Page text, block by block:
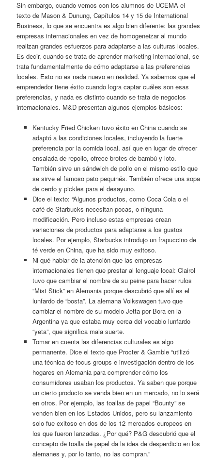
Sin embargo, cuando vemos con los alumnos de UCEMA el
texto de Mason & Dunung, Capítulos 14 y 15 de International
Business, lo que se encuentra es algo bien diferente: las grandes
empresas internacionales en vez de homogeneizar al mundo
realizan grandes esfuerzos para adaptarse a las culturas locales.
Es decir, cuando se trata de aprender marketing internacional, se
trata fundamentalmente de cómo adaptarse a las preferencias
locales. Esto no es nada nuevo en realidad. Ya sabemos que el
emprendedor tiene éxito cuando logra captar cuáles son esas
preferencias, y nada es distinto cuando se trata de negocios
internacionales. M&D presentan algunos ejemplos básicos:
Kentucky Fried Chicken tuvo éxito en China cuando se
adaptó a las condiciones locales, incluyendo la fuerte
preferencia por la comida local, así que en lugar de ofrecer
ensalada de repollo, ofrece brotes de bambú y loto.
También sirve un sándwich de pollo en el mismo estilo que
se sirve el famoso pato pequinés. También ofrece una sopa
de cerdo y pickles para el desayuno.
Dice el texto: “Algunos productos, como Coca Cola o el
café de Starbucks necesitan pocas, o ninguna
modificación. Pero incluso estas empresas crean
variaciones de productos para adaptarse a los gustos
locales. Por ejemplo, Starbucks introdujo un frapuccino de
té verde en China, que ha sido muy exitoso.
Ni qué hablar de la atención que las empresas
internacionales tienen que prestar al lenguaje local: Clairol
tuvo que cambiar el nombre de su peine para hacer rulos
“Mist Stick” en Alemania porque descubrió que allí es el
lunfardo de “bosta”. La alemana Volkswagen tuvo que
cambiar el nombre de su modelo Jetta por Bora en la
Argentina ya que estaba muy cerca del vocablo lunfardo
“yeta”, que significa mala suerte.
Tomar en cuenta las diferencias culturales es algo
permanente. Dice el texto que Procter & Gamble “utilizó
una técnica de focus groups e investigación dentro de los
hogares en Alemania para comprender cómo los
consumidores usaban los productos. Ya saben que porque
un cierto producto se venda bien en un mercado, no lo será
en otros. Por ejemplo, las toallas de papel “Bounty” se
venden bien en los Estados Unidos, pero su lanzamiento
solo fue exitoso en dos de los 12 mercados europeos en
los que fueron lanzadas. ¿Por qué? P&G descubrió que el
concepto de toalla de papel da la idea de desperdicio en los
alemanes y, por lo tanto, no las compran.”